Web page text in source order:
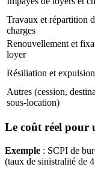
Travaux et répartition
charges
Renouvellement et
loyer
Résiliation et expulsion
Autres (cession,
sous-location)
Le coût réel pour
Exemple : SCPI de
(taux de sinistralité de